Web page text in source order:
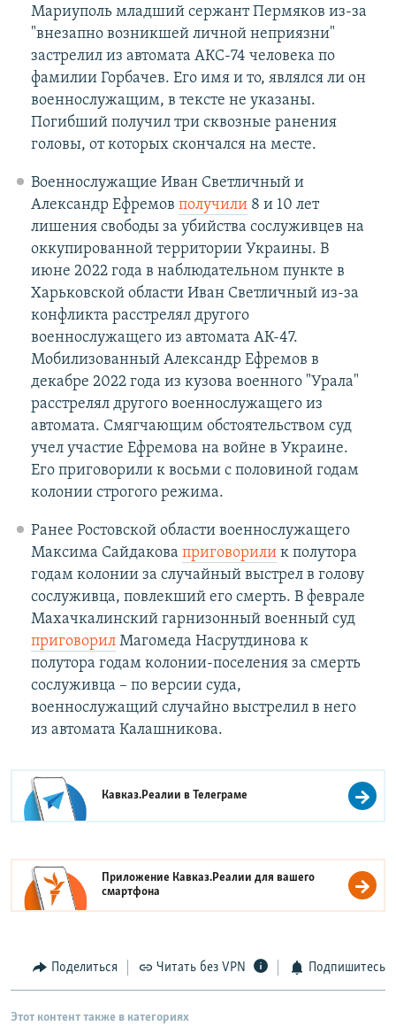
Мариуполь младший сержант Пермяков из-за
"внезапно возникшей личной неприязни"
застрелил из автомата АКС-74 человека по
фамилии Горбачев. Его имя и то, являлся ли он
военнослужащим, в тексте не указаны.
Погибший получил три сквозные ранения
головы, от которых скончался на месте.
Военнослужащие Иван Светличный и
Александр Ефремов получили8 и 10 лет
лишения свободы за убийства сослуживцев на
оккупированной территории Украины. В
июне 2022 года в наблюдательном пункте в
Харьковской области Иван Светличный из-за
конфликта расстрелял другого
военнослужащего из автомата АК-47.
Мобилизованный Александр Ефремов в
декабре 2022 года из кузова военного "Урала"
расстрелял другого военнослужащего из
автомата. Смягчающим обстоятельством суд
учел участие Ефремова на войне в Украине.
Его приговорили к восьми с половиной годам
колонии строгого режима.
Ранее Ростовской области военнослужащего
Максима Сайдакова приговорилик полутора
годам колонии за случайный выстрел в голову
сослуживца, повлекший его смерть. В феврале
Махачкалинский гарнизонный военный суд
приговорилМагомеда Насрутдинова к
полутора годам колонии-поселения за смерть
сослуживца – по версии суда,
военнослужащий случайно выстрелил в него
из автомата Калашникова.
Кавказ.Реалии вТелеграме
Приложение Кавказ.Реалии для вашего
смартфона
Поделиться Читать без VPN Подпишитесь
Этот контент также в категориях